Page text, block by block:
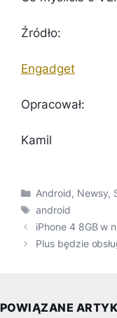
Źródło:
Engadget
Opracował:
Kamil
Kategorie
Android, Newsy,
Tagi
android
iPhone 4 8GB w
Plus będzie
POWIĄZANE